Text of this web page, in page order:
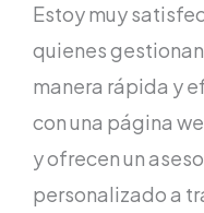
Estoy muy
quienes
manera rápida y
con una página
y ofrecen un
personalizado a